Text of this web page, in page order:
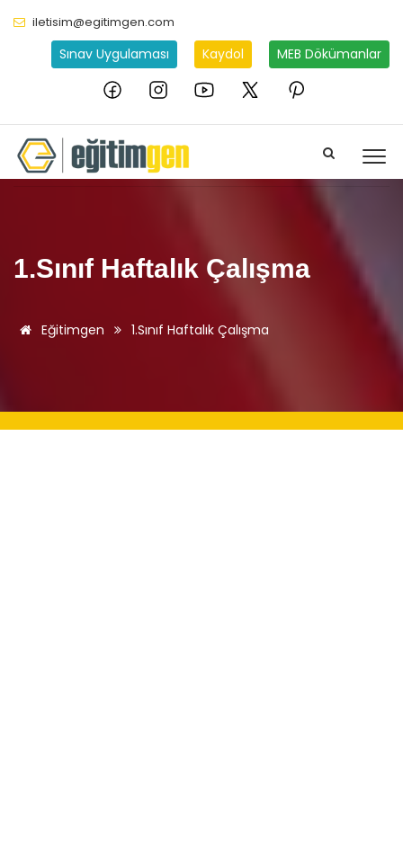
iletisim@egitimgen.com
Sınav Uygulaması Kaydol MEB Dökümanlar
1.Sınıf Haftalık Çalışma
Eğitimgen 1.Sınıf Haftalık Çalışma